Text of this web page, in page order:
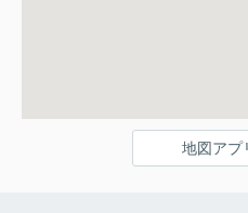
地図アプ